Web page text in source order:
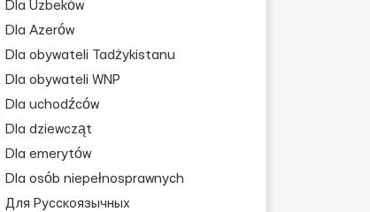
Dla Uzbeków
Dla Azerów
Dla obywateli Tadżykistanu
Dla obywateli WNP
Dla uchodźców
Dla dziewcząt
Dla emerytów
Dla osób niepełnosprawnych
Для Русскоязычных